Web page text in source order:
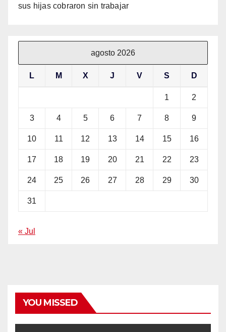
sus hijas cobraron sin trabajar
agosto 2026
L M X J V S D
1 2
3 4 5 6 7 8 9
10 11 12 13 14 15 16
17 18 19 20 21 22 23
24 25 26 27 28 29 30
31
« Jul
YOU MISSED